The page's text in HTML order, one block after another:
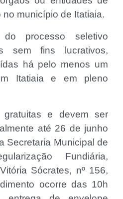
município de Itatiaia.
do processo seletivo
sem fins lucrativos,
há pelo menos um
Itatiaia e em pleno
e devem ser
até 26 de junho
Secretaria Municipal de
Fundiária,
Sócrates, nº 156,
ocorre das 10h